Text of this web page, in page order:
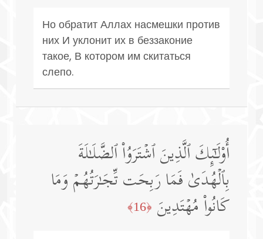
Но обратит Аллах насмешки против
них И уклонит их в беззаконие
такое, В котором им скитаться
слепо.
أُو۟لَـٰۤىِٕكَ ٱلَّذِینَ ٱشۡتَرَوُا۟ ٱلضَّلَـٰلَةَ
بِٱلۡهُدَىٰ فَمَا رَبِحَت تِّجَـٰرَتُهُمۡ وَمَا
كَانُوا۟ مُهۡتَدِینَ ﴿16﴾